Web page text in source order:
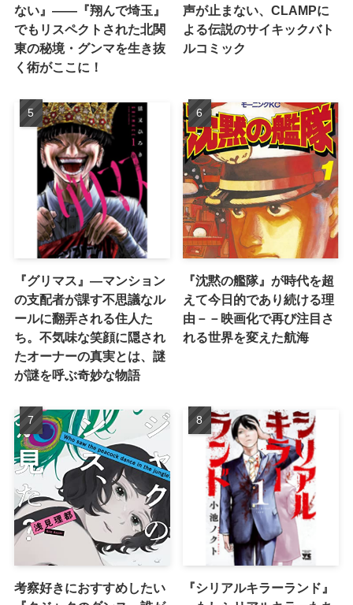
ない』――『翔んで埼玉』
でもリスペクトされた北関
東の秘境・グンマを生き抜
く術がここに！
声が止まない、CLAMPに
よる伝説のサイキックバト
ルコミック
『グリマス』―マンション
の支配者が課す不思議なル
ールに翻弄される住人た
ち。不気味な笑顔に隠され
たオーナーの真実とは、謎
が謎を呼ぶ奇妙な物語
『沈黙の艦隊』が時代を超
えて今日的であり続ける理
由－－映画化で再び注目さ
れる世界を変えた航海
考察好きにおすすめしたい
『シリアルキラーランド』